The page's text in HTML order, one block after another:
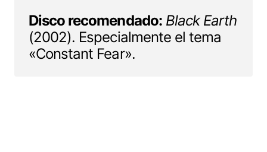
Disco recomendado: Black Earth
(2002). Especialmente el tema
«Constant Fear».